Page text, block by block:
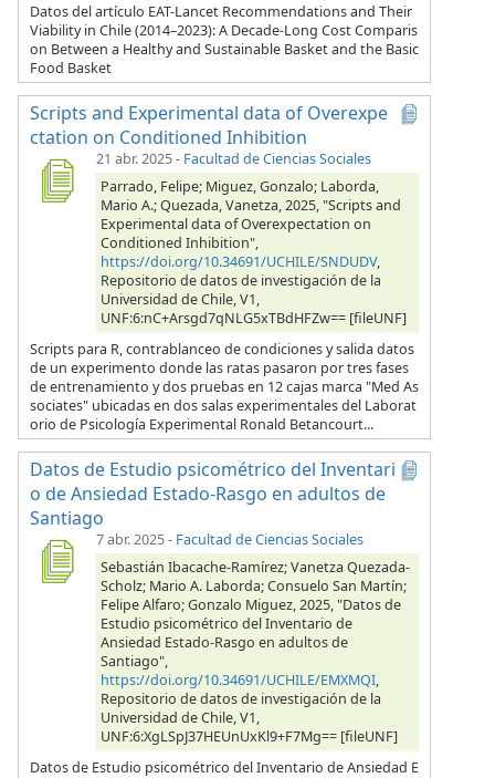
Datos del artículo EAT-Lancet Recommendations and Their
Viability in Chile (2014–2023): A Decade-Long Cost Comparis
on Between a Healthy and Sustainable Basket and the Basic
Food Basket
Scripts and Experimental data of Overexpe
ctation on Conditioned Inhibition
21 abr. 2025- Facultad de Ciencias Sociales
Parrado, Felipe; Miguez, Gonzalo; Laborda,
Mario A.; Quezada, Vanetza, 2025, "Scripts and
Experimental data of Overexpectation on
Conditioned Inhibition",
https://doi.org/10.34691/UCHILE/SNDUDV,
Repositorio de datos de investigación de la
Universidad de Chile, V1,
UNF:6:nC+Arsgd7qNLG5xTBdHFZw== [fileUNF]
Scripts para R, contrablanceo de condiciones y salida datos
de un experimento donde las ratas pasaron por tres fases
de entrenamiento y dos pruebas en 12 cajas marca "Med As
sociates" ubicadas en dos salas experimentales del Laborat
orio de Psicología Experimental Ronald Betancourt...
Datos de Estudio psicométrico del Inventari
o de Ansiedad Estado-Rasgo en adultos de
Santiago
7 abr. 2025- Facultad de Ciencias Sociales
Sebastián Ibacache-Ramírez; Vanetza Quezada-
Scholz; Mario A. Laborda; Consuelo San Martín;
Felipe Alfaro; Gonzalo Miguez, 2025, "Datos de
Estudio psicométrico del Inventario de
Ansiedad Estado-Rasgo en adultos de
Santiago",
https://doi.org/10.34691/UCHILE/EMXMQI,
Repositorio de datos de investigación de la
Universidad de Chile, V1,
UNF:6:XgLSpJ37HEUnUxKl9+F7Mg== [fileUNF]
Datos de Estudio psicométrico del Inventario de Ansiedad E